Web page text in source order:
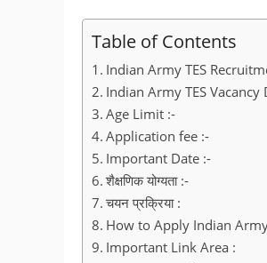
Table of Contents
Indian Army TES
Indian Army TES
Age Limit :-
Application fee :-
Important Date :-
शैक्षणिक योग्यता :-
चयन प्रक्रिया :
How to Apply Indian
Important Link Area :